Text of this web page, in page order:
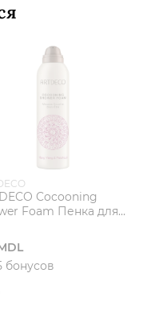
Cocooning
Foam Пенка для
бонусов